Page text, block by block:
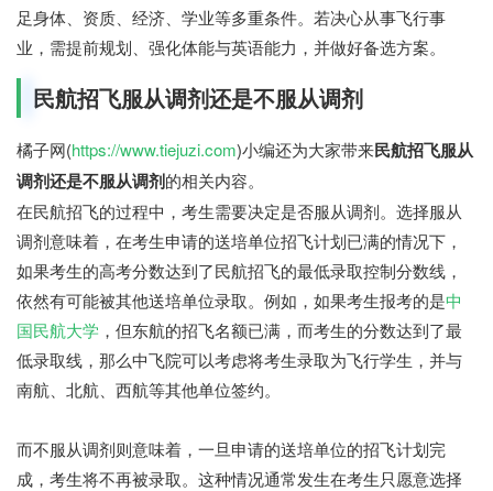
足身体、资质、经济、学业等多重条件。若决心从事飞行事
业，需提前规划、强化体能与英语能力，并做好备选方案。
民航招飞服从调剂还是不服从调剂
橘子网(https://www.tiejuzi.com)小编还为大家带来民航招飞服从
调剂还是不服从调剂的相关内容。
在民航招飞的过程中，考生需要决定是否服从调剂。选择服从
调剂意味着，在考生申请的送培单位招飞计划已满的情况下，
如果考生的高考分数达到了民航招飞的最低录取控制分数线，
依然有可能被其他送培单位录取。例如，如果考生报考的是中
国民航大学 ，但东航的招飞名额已满，而考生的分数达到了最
低录取线，那么中飞院可以考虑将考生录取为飞行学生，并与
南航、北航、西航等其他单位签约。
而不服从调剂则意味着，一旦申请的送培单位的招飞计划完
成，考生将不再被录取。这种情况通常发生在考生只愿意选择